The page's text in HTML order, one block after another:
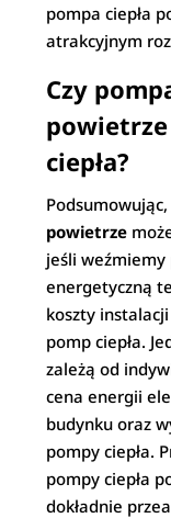
pompa ciepła
atrakcyjnym
Czy
powietrze
ciepła?
powietrze
jeśli
energetyczną
koszty
pomp ciepła.
zależą od
cena energii
budynku oraz
pompy ciepła.
pompy ciepła
dokładnie